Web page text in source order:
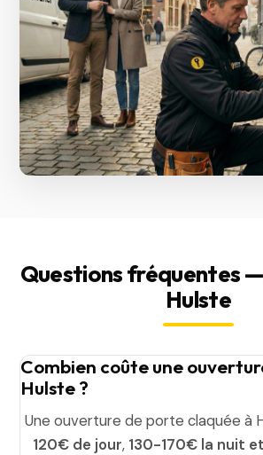
Questions fréquentes
Hulste
Combien coûte une
Hulste ?
Une ouverture de porte claquée à
120€ de jour, 130-170€ la nuit